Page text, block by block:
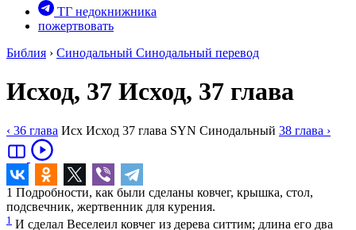
ТГ недокнижника
пожертвовать
Библия › Синодальный Синодальный перевод
Исход, 37 Исход, 37 глава
‹ 36 глава Исх Исход 37 глава SYN Синодальный 38 глава ›
1 Подробности, как были сделаны ковчег, крышка, стол,
подсвечник, жертвенник для курения.
1 И сделал Веселеил ковчег из дерева ситтим; длина его два